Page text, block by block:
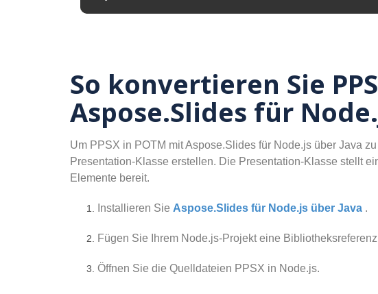
So konvertieren Sie
Aspose.Slides für
Um PPSX in POTM mit Aspose.Slides für Node.js über Java
Presentation-Klasse erstellen. Die Presentation-Klasse stellt
Elemente bereit.
Installieren Sie Aspose.Slides für Node.js über Java .
Fügen Sie Ihrem Node.js-Projekt eine
Öffnen Sie die Quelldateien PPSX in Node.js.